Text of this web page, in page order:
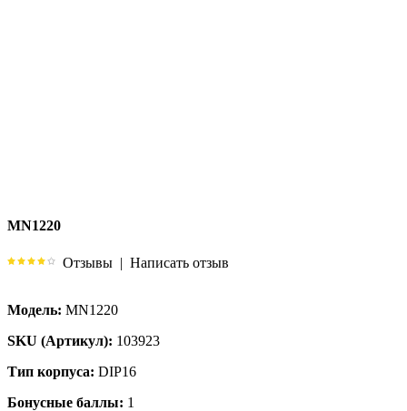
MN1220
Отзывы | Написать отзыв
Модель: MN1220
SKU (Артикул): 103923
Тип корпуса: DIP16
Бонусные баллы: 1